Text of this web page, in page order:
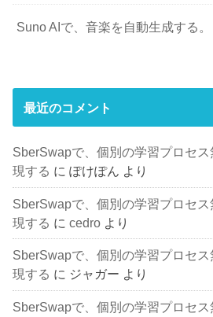
Suno AIで、音楽を自動生成する。
最近のコメント
SberSwapで、個別の学習プロセ
現する にぽけぽん より
SberSwapで、個別の学習プロセ
現する にcedro より
SberSwapで、個別の学習プロセ
現する に ジャガー より
SberSwapで、個別の学習プロセ